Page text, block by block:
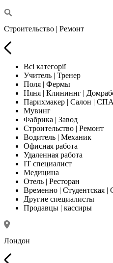
Строительство | Ремонт
Всі категорії
Учитель | Тренер
Поля | Фермы
Няня | Клининнг |
Парихмакер | Салон | СПА
Мувинг
Фабрика | Завод
Строительство | Ремонт
Водитель | Механик
Офисная работа
Удаленная работа
IT специалист
Медицина
Отель | Ресторан
Временно | Студентская |
Другие специалисты
Продавцы | кассиры
Лондон